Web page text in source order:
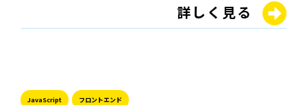
詳しく見る
JavaScript フロントエンド